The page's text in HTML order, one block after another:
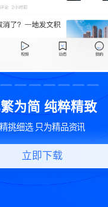
世界变化 热问一下
好问题好回答 多元视角看问题
立即下载